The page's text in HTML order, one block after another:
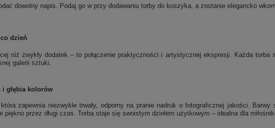
dowolny napis. Podaj go w przy dodawaniu torby do koszyka, a zostanie elegancko
dzień
niż zwykły dodatek – to połączenie praktyczności i artystycznej ekspresji. Każda
galerii sztuki.
i głębia kolorów
zapewnia niezwykle trwały, odporny na pranie nadruk o fotograficznej jakości.
przez długi czas. Torba staje się swoistym dziełem użytkowym – idealna dla